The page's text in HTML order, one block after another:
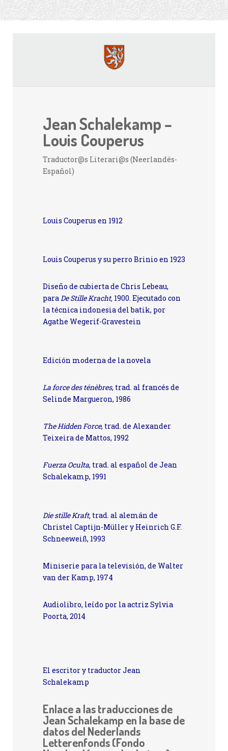
Jean Schalekamp –
Louis Couperus
Traductor@s Literari@s (Neerlandés-
Español)
Louis Couperus en 1912
Louis Couperus y su perro Brinio en 1923
Diseño de cubierta de Chris Lebeau,
paraDe Stille Kracht, 1900. Ejecutado con
la técnica indonesia del batik, por
Agathe Wegerif-Gravestein
Edición moderna de la novela
La force des ténèbres, trad. al francés de
Selinde Margueron, 1986
The Hidden Force, trad. de Alexander
Teixeira de Mattos, 1992
Fuerza Oculta, trad. al español de Jean
Schalekamp, 1991
Die stille Kraft, trad. al alemán de
Christel Captijn-Müller y Heinrich G.F.
Schneeweiß, 1993
Miniserie para la televisión, de Walter
van der Kamp, 1974
Audiolibro, leído por la actriz Sylvia
Poorta, 2014
El escritor y traductor Jean
Schalekamp
Enlace a las traducciones de
Jean Schalekamp en la base de
datos del Nederlands
Letterenfonds (Fondo